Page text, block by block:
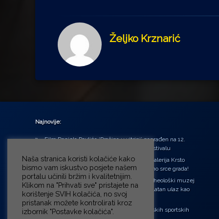
Željko Krznarić
Najnovije:
Film Daniela Pavlića ‘Prašina u vitrini’ nagrađen na 12.
Green Montenegro International Film Festivalu
U središtu Petrinje otvorena obnovljena Galerija Krsto
Hegedušić: Kultura vraćena kući, u samo srce grada!
Od petka do nedjelje (31.7. – 2.8.2026.) Arheološki muzej
u Zagrebu otvara vrata građanima: Besplatan ulaz kao
zaklon od toplinskog vala
‘Ni med cvetjem ni pravice’ na Aleji hrvatskih sportskih
Naša stranica koristi kolačiće kako
bismo vam iskustvo posjete našem
portalu učinili bržim i kvalitetnijim.
Klikom na "Prihvati sve" pristajete na
korištenje SVIH kolačića, no svoj
pristanak možete kontrolirati kroz
izbornik "Postavke kolačića".